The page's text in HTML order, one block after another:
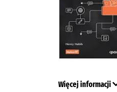
Więcej informacji